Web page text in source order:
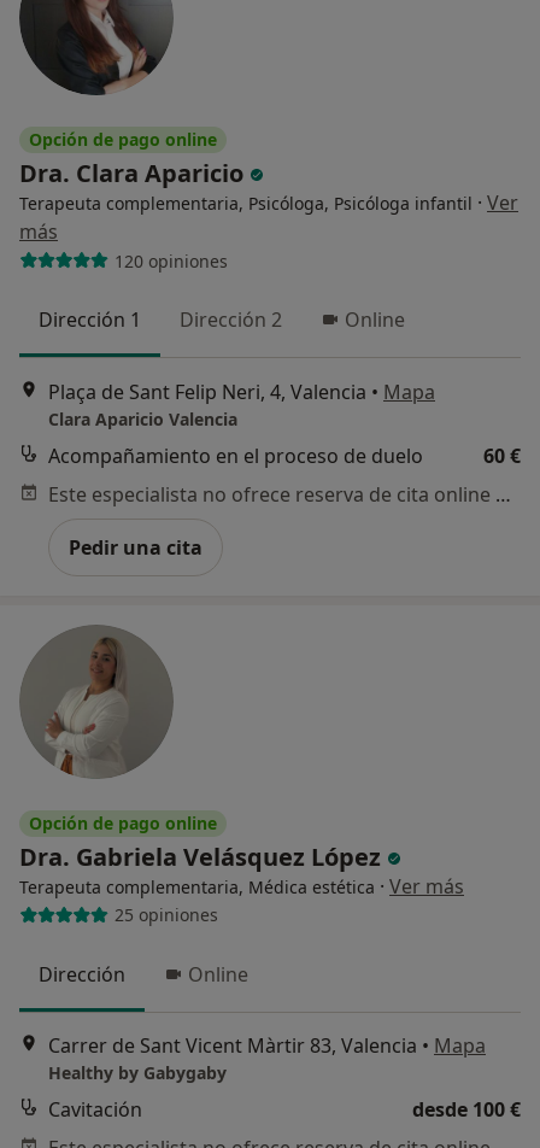
Opción de pago online
Dra. Clara Aparicio
Terapeuta complementaria, Psicóloga, Psicóloga infantil · Ver
más
120 opiniones
Dirección 1 Dirección 2 Online
Plaça de Sant Felip Neri, 4, Valencia • Mapa
Clara Aparicio Valencia
Acompañamiento en el proceso de duelo
60 €
Este especialista no ofrece reserva de cita online en esta dirección.
Pedir una cita
Opción de pago online
Dra. Gabriela Velásquez López
Terapeuta complementaria, Médica estética · Ver más
25 opiniones
Dirección Online
Carrer de Sant Vicent Màrtir 83, Valencia • Mapa
Healthy by Gabygaby
Cavitación
desde 100 €